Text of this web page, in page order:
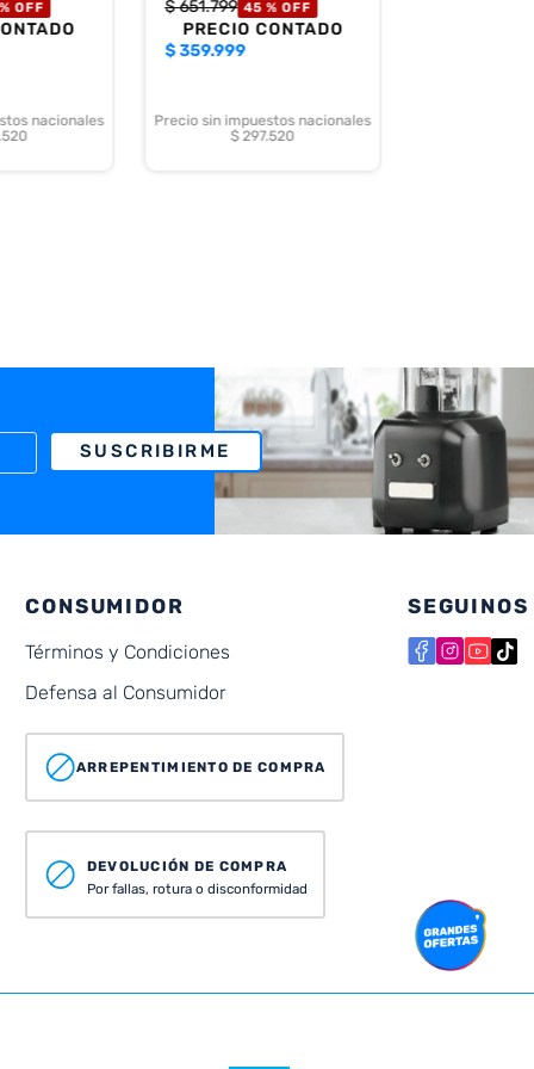
OFF
nacionales
$651.799 45 % OFF
PRECIO CONTADO
$359.999
Precio sin impuestos nacionales
$ 297.520
SUSCRIBIRME
CONSUMIDOR
Términos y Condiciones
Defensa al Consumidor
ARREPENTIMIENTO DE COMPRA
DEVOLUCIÓN DE COMPRA
Por fallas, rotura o disconformidad
SEGUINOS